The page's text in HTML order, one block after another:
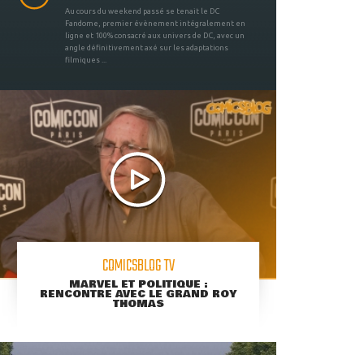
Au cours du weekend passé se tenait le DC
Fandome, premier évènement intégralement en
ligne et 100% consacré aux univers de DC, avec un
angle définitivement axé sur les adaptations
filmiques ...
COMICSBLOG TV
MARVEL ET POLITIQUE :
RENCONTRE AVEC LE GRAND ROY
THOMAS